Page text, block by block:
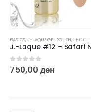
BASICS,J-LAQUE GEL POLISH,ГЕЛ ЛАКОВИ
0 out of 5
750,00 ден